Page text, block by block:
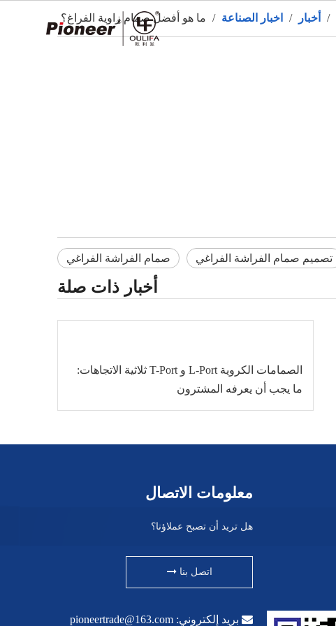
/ أخبار / اخبار الصناعة / ما هو أفضل صمام زاوية الفراغ؟
صمام الفراشة الفراغي تصميم صمام الفراشة الفراغي
أخبار ذات صلة
الصمامات الكروية L-Port و T-Port ثلاثية الاتجاهات:
ما يجب أن يعرفه المشترون
معلومات الاتصال
هل تريد أن تصبح عملاؤنا؟
اتصل بنا
 بريد إلكتروني: pioneertrade@163.com